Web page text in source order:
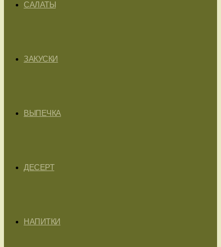
САЛАТЫ
ЗАКУСКИ
ВЫПЕЧКА
ДЕСЕРТ
НАПИТКИ